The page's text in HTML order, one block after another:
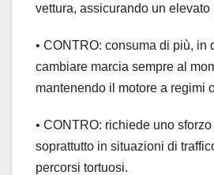
vettura, assicurando un
• CONTRO: consuma di più, in
cambiare marcia sempre al
mantenendo il motore a regimi
• CONTRO: richiede uno
soprattutto in situazioni di
percorsi tortuosi.